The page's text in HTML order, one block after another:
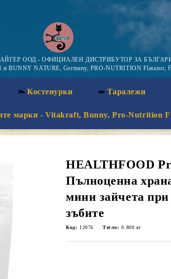
ХАЙГЕР ООД - ОФИЦИАЛЕН ДИСТРИБУТОР ЗА
BUNNY NATURE, Germany, PRO-NUTRITION Flatazor,
Костенурки Таралежи
марки - Vitakraft, Bunny, Pro-Nutrition
HEALTHFOOD
Пълноценна
мини зайчета
зъбите
Код: 12076 Тегло: 0.800 кг